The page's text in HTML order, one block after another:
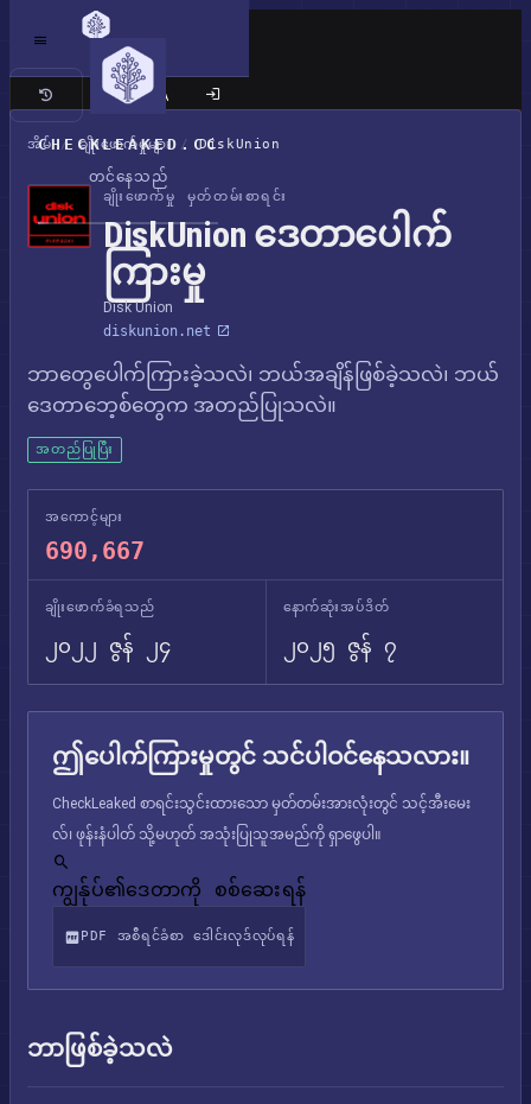
CHECKLEAKED.CC
တင်နေသည်
ကလက်စစ် ဆိုက်
အိမ် / ချိုးဖောက်မှုများ / DiskUnion
ချိုးဖောက်မှု မှတ်တမ်းစာရင်း
DiskUnion ဒေတာပေါက်
ကြားမှု
Disk Union
diskunion.net
ဘာတွေပေါက်ကြားခဲ့သလဲ၊ ဘယ်အချိန်ဖြစ်ခဲ့သလဲ၊ ဘယ်
ဒေတာဘေ့စ်တွေက အတည်ပြုသလဲ။
အတည်ပြုပြီး
အကောင့်များ
690,667
ချိုးဖောက်ခံရသည်
၂၀၂၂ ဇွန် ၂၄
နောက်ဆုံးအပ်ဒိတ်
၂၀၂၅ ဇွန် ၇
ဤပေါက်ကြားမှုတွင် သင်ပါဝင်နေသလား။
CheckLeaked စာရင်းသွင်းထားသော မှတ်တမ်းအားလုံးတွင် သင့်အီးမေး
လ်၊ ဖုန်းနံပါတ် သို့မဟုတ် အသုံးပြုသူအမည်ကို ရှာဖွေပါ။
ကျွန်ုပ်၏ဒေတာကို စစ်ဆေးရန်
PDF အစီရင်ခံစာ ဒေါင်းလုဒ်လုပ်ရန်
ဘာဖြစ်ခဲ့သလဲ